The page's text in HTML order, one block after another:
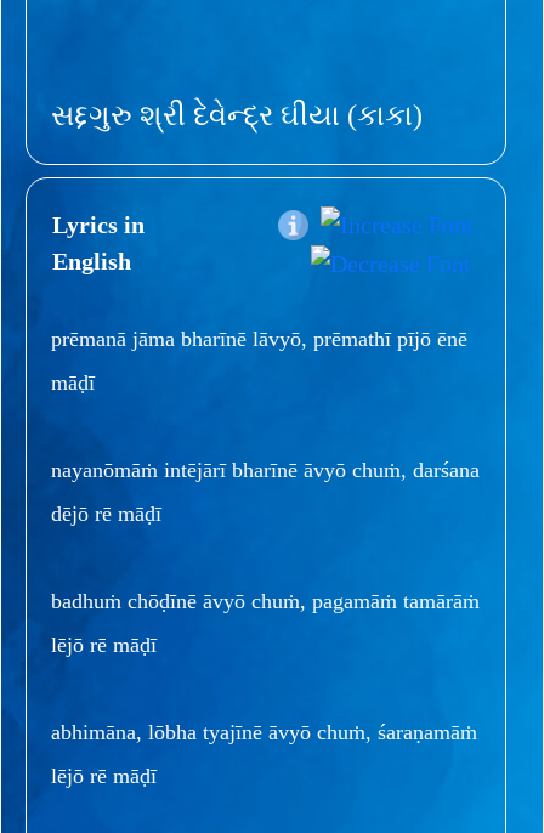
સદ્દગુરુ શ્રી દેવેન્દ્ર ઘીયા (કાકા)
Lyrics in
English
prēmanā jāma bharīnē lāvyō, prēmathī pījō ēnē
māḍī
nayanōmāṁ intējārī bharīnē āvyō chuṁ, darśana
dējō rē māḍī
badhuṁ chōḍīnē āvyō chuṁ, pagamāṁ tamārāṁ
lējō rē māḍī
abhimāna, lōbha tyajīnē āvyō chuṁ, śaraṇamāṁ
lējō rē māḍī